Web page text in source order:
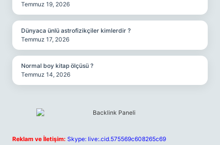
Temmuz 19, 2026
Dünyaca ünlü astrofizikçiler kimlerdir ?
Temmuz 17, 2026
Normal boy kitap ölçüsü ?
Temmuz 14, 2026
Reklam ve İletişim: Skype: live:.cid.575569c608265c69